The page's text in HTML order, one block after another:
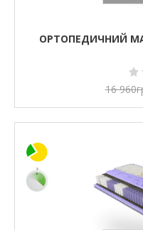
ОРТОПЕДИЧНИЙ
16 960